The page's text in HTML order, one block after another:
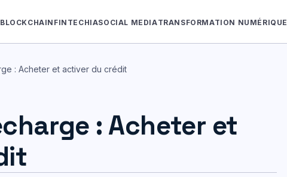
BLOCKCHAIN FINTECHIASOCIAL MEDIATRANSFORMATION NUMÉRIQUE
: Acheter et activer du crédit
: Acheter et